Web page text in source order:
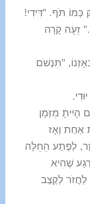
כְּמוֹ תֹּף. "דִּידִי!
זֵעָה קָרָה
"תִּנְשֹׁם
הָיִיתָ מִזְּמַן
אַחַת וְאָז
לְפֶתַע הֵחֵלָּה
שֶׁהִיא
לַחֲזֹר לְקֶצֶב